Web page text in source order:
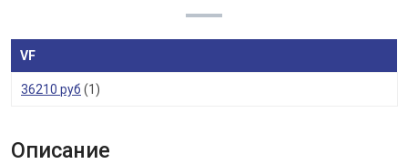
VF
36210 руб (1)
Описание